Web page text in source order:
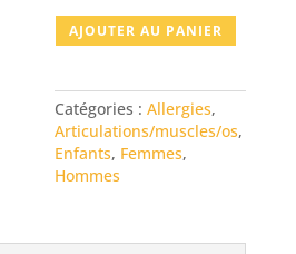
quantité
de
AQUAGEMM,
Macérât
AJOUTER AU PANIER
Catégories :Allergies,
Articulations/muscles/os,
Enfants, Femmes,
Hommes